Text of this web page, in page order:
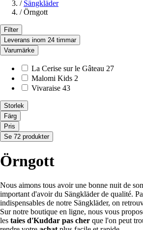
/ Sängkläder
/ Örngott
Filter
Leverans inom 24 timmar
Varumärke
La Cerise sur le Gâteau 27
Malomi Kids 2
Vivaraise 43
Storlek
Färg
Pris
Se 72 produkter
Örngott
Nous aimons tous avoir une bonne nuit de
important d'avoir du Sängkläder de qualité.
indispensables de notre Sängkläder, on
Sur notre boutique en ligne, nous vous
les taies d'Kuddar pas cher que l'on peut